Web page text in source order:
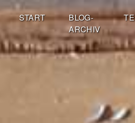
START
BLOG-
ARCHIV